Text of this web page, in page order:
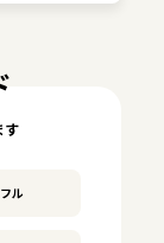
す
ル